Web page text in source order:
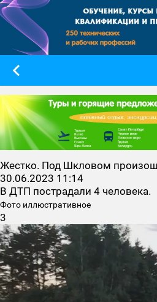
Жестко. Под Шкловом
30.06.2023 11:14
В ДТП пострадали 4 человека.
Фото иллюстративное
3